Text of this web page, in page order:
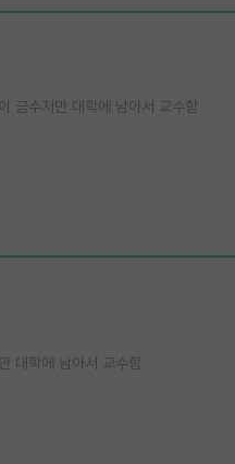
금수저만 대학에 남아서 교수함
대학에 남아서 교수함